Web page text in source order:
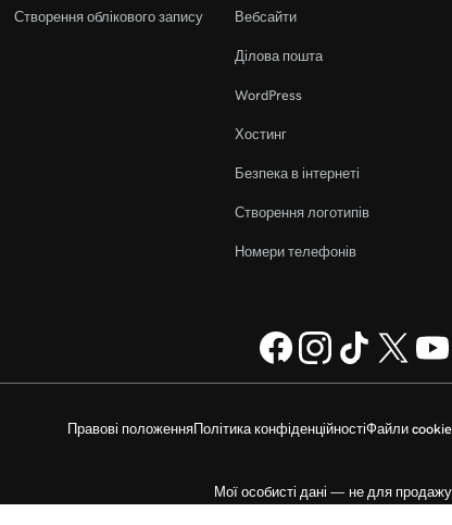
Створення облікового запису Вебсайти
Ділова пошта
WordPress
Хостинг
Безпека в інтернеті
Створення логотипів
Номери телефонів
Правові положення Політика конфіденційностіФайли cookie
Мої особисті дані — не для продажу